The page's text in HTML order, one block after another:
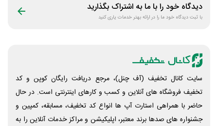
دیدگاه خود را با ما به اشتراک بگذارید
با ثبت دیدگاه خود ما را در ارائه بهتر خدمات یاری کنید
سایت کانال تخفیف (آف چنل)، مرجع دریافت رایگان کوپن و کد
تخفیف فروشگاه های آنلاین و کسب و‌ کارهای اینترنتی است. در حال
حاضر با همراهی استارت آپ ها انواع کد تخفیف، مسابقه، کمپین و
جشنواره های صدها برند معتبر، اپلیکیشن و مراکز خدمات آنلاین را به